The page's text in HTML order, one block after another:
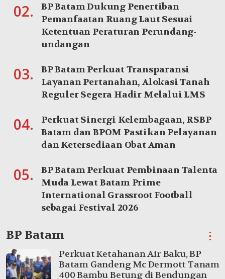
02.
BP Batam Dukung Penertiban
Pemanfaatan Ruang Laut Sesuai
Ketentuan Peraturan Perundang-
undangan
03.
BP Batam Perkuat Transparansi
Layanan Pertanahan, Alokasi Tanah
Reguler Segera Hadir Melalui LMS
04.
Perkuat Sinergi Kelembagaan, RSBP
Batam dan BPOM Pastikan Pelayanan
dan Ketersediaan Obat Aman
05.
BP Batam Perkuat Pembinaan Talenta
Muda Lewat Batam Prime
International Grassroot Football
sebagai Festival 2026
BP Batam ⋮
Perkuat Ketahanan Air Baku, BP
Batam Gandeng Mc Dermott Tanam
400 Bambu Betung di Bendungan